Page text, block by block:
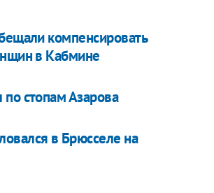
компенсировать
в Кабмине
стопам Азарова
в Брюсселе на